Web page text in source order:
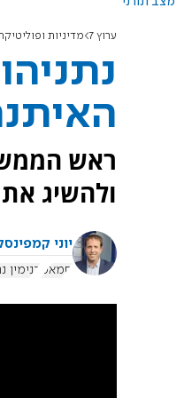
ערוץ 7 מדיניות
ראש
ולהשיג
יוני
חמאס בנימין